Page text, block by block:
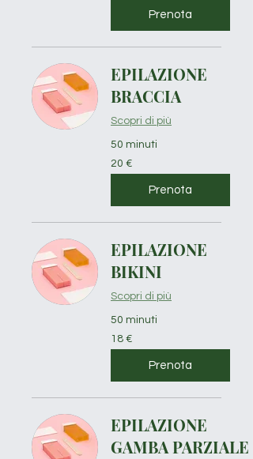
Prenota
EPILAZIONE
BRACCIA
Scopri di più
50 minuti
20
euro
20 €
Prenota
EPILAZIONE
BIKINI
Scopri di più
50 minuti
18
euro
18 €
Prenota
EPILAZIONE
GAMBA PARZIALE